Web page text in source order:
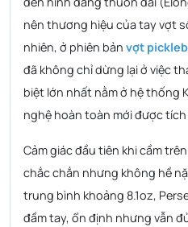
nên thương hiệu của tay vợt
nhiên, ở phiên bản vợt
đã không chỉ dừng lại ở việc
biệt lớn nhất nằm ở hệ thống
nghệ hoàn toàn mới được
Cảm giác đầu tiên khi cầm
chắc chắn nhưng không hề
trung bình khoảng 8.1oz,
đầm tay, ổn định nhưng vẫn